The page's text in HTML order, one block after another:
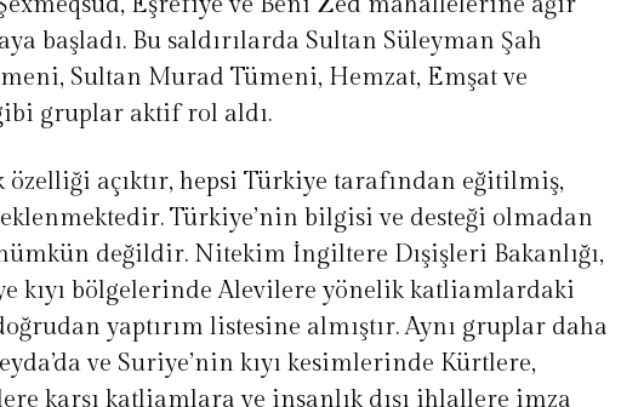
başladı. Bu saldırılarda Sultan Süleyman Şah
Sultan Murad Tümeni, Hemzat, Emşat ve
gruplar aktif rol aldı.
özelliği açıktır, hepsi Türkiye tarafından eğitilmiş,
Türkiye’nin bilgisi ve desteği olmadan
değildir. Nitekim İngiltere Dışişleri Bakanlığı,
kıyı bölgelerinde Alevilere yönelik katliamlardaki
yaptırım listesine almıştır. Aynı gruplar daha
ve Suriye’nin kıyı kesimlerinde Kürtlere,
karşı katliamlara ve insanlık dışı ihlallere imza